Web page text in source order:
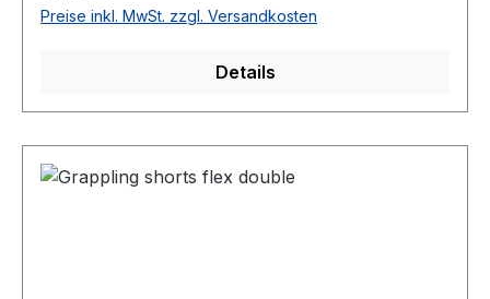
Preise inkl. MwSt. zzgl. Versandkosten
Details